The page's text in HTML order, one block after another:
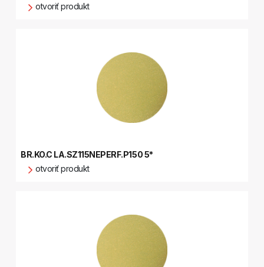
otvoriť produkt
BR.KO.C LA.SZ115NEPERF.P150 5*
otvoriť produkt